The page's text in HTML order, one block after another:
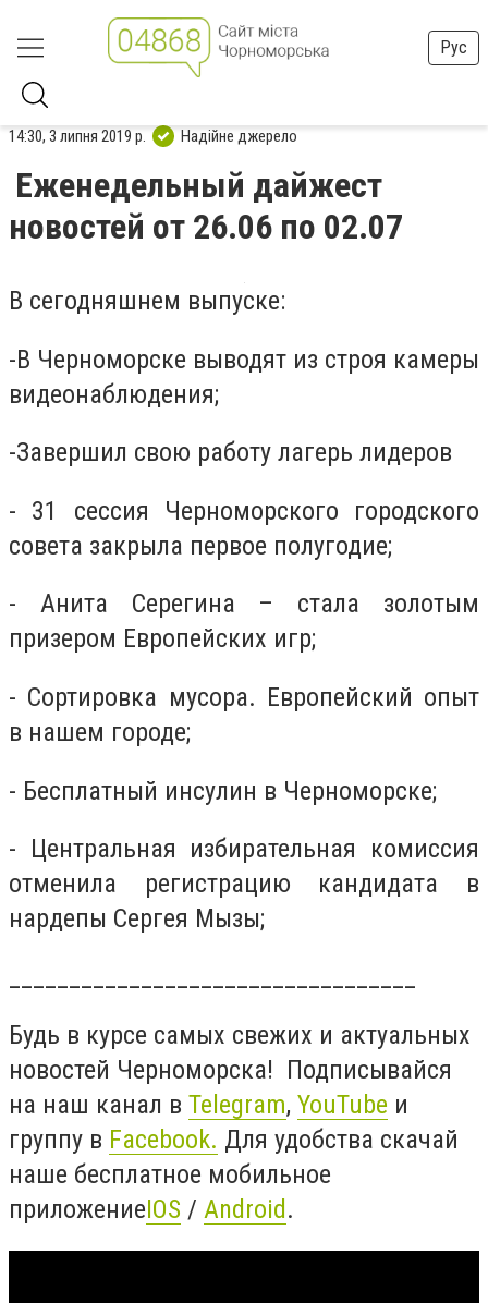
Рус
14:30, 3 липня 2019 р. Надійне джерело
Еженедельный дайжест
новостей от 26.06 по 02.07
В сегодняшнем выпуске:
-В Черноморске выводят из строя камеры
видеонаблюдения;
-Завершил свою работу лагерь лидеров
- 31 сессия Черноморского городского
совета закрыла первое полугодие;
- Анита Серегина – стала золотым
призером Европейских игр;
- Сортировка мусора. Европейский опыт
в нашем городе;
- Бесплатный инсулин в Черноморске;
- Центральная избирательная комиссия
отменила регистрацию кандидата в
нардепы Сергея Мызы;
Будь в курсе самых свежих и актуальных
новостей Черноморска! Подписывайся
на наш канал в Telegram, YouTube и
группу в Facebook. Для удобства скачай
наше бесплатное мобильное
приложениеIOS / Android.